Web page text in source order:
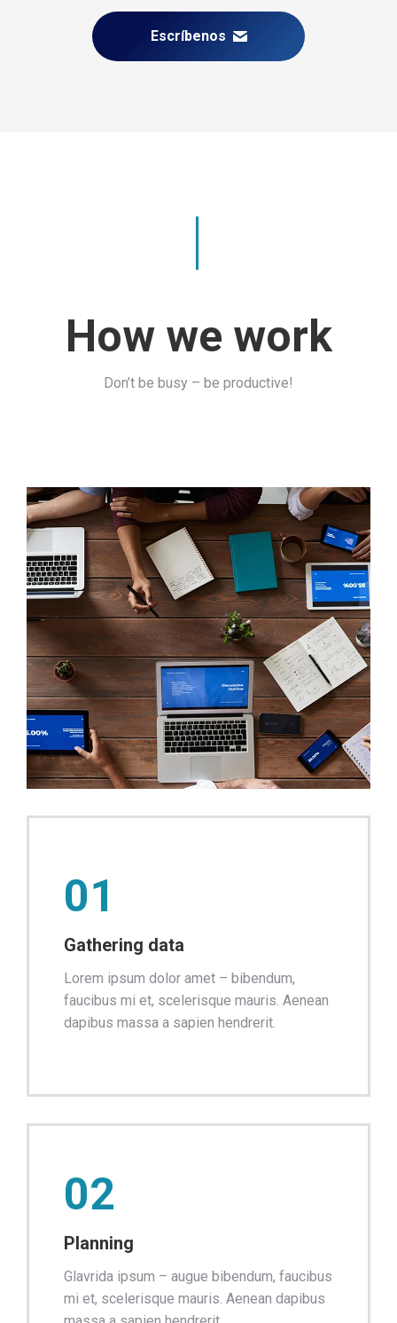
Escríbenos
How we work
Don’t be busy – be productive!
01
Gathering data
Lorem ipsum dolor amet – bibendum,
faucibus mi et, scelerisque mauris. Aenean
dapibus massa a sapien hendrerit.
02
Planning
Glavrida ipsum – augue bibendum, faucibus
mi et, scelerisque mauris. Aenean dapibus